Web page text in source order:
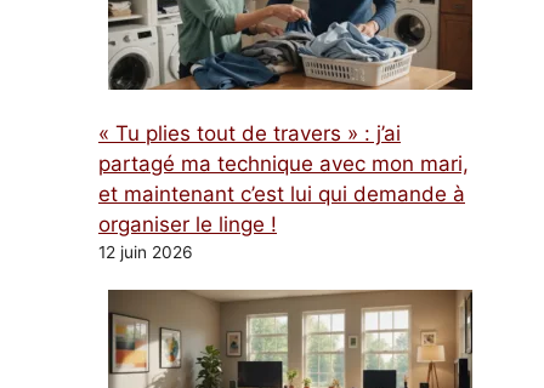
« Tu plies tout de travers » : j’ai
partagé ma technique avec mon mari,
et maintenant c’est lui qui demande à
organiser le linge !
12 juin 2026